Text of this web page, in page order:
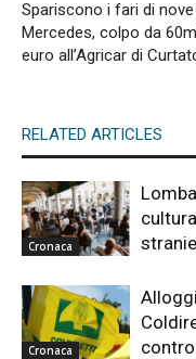
Spariscono i fari di nove
Mercedes, colpo da
euro all’Agricar di
RELATED ARTICLES
Cronaca
Cronaca